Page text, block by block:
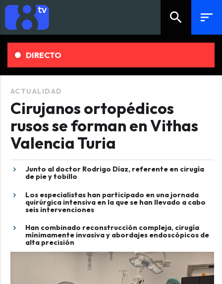
search sort
DIRECTO
ACTUALIDAD
Cirujanos ortopédicos
rusos se forman en Vithas
Valencia Turia
Junto al doctor Rodrigo Díaz, referente en cirugía
de pie y tobillo
Los especialistas han participado en una jornada
quirúrgica intensiva en la que se han llevado a cabo
seis intervenciones
Han combinado reconstrucción compleja, cirugía
mínimamente invasiva y abordajes endoscópicos de
alta precisión